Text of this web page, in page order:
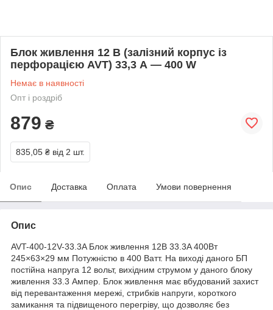
Блок живлення 12 В (залізний корпус із
перфорацією AVT) 33,3 А — 400 W
Немає в наявності
Опт і роздріб
879 ₴
835,05 ₴ від 2 шт.
Опис Доставка Оплата Умови повернення
Опис
AVT-400-12V-33.3A Блок живлення 12В 33.3A 400Вт
245×63×29 мм Потужністю в 400 Ватт. На виході даного БП
постійна напруга 12 вольт, вихідним струмом у даного блоку
живлення 33.3 Ампер. Блок живлення має вбудований захист
від перевантаження мережі, стрибків напруги, короткого
замикання та підвищеного перегріву, що дозволяє без